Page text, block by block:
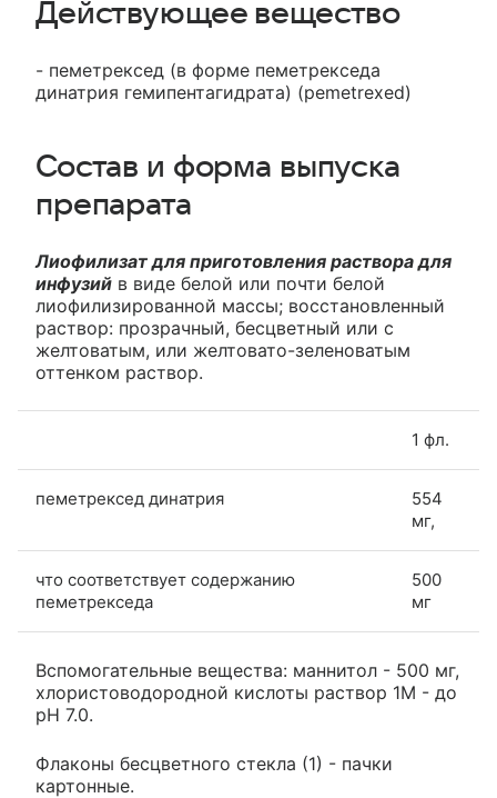
Действующее вещество
- пеметрексед (в форме пеметрекседа
динатрия гемипентагидрата) (pemetrexed)
Состав и форма выпуска
препарата
Лиофилизат для приготовления раствора для
инфузий в виде белой или почти белой
лиофилизированной массы; восстановленный
раствор: прозрачный, бесцветный или с
желтоватым, или желтовато-зеленоватым
оттенком раствор.
1 фл.
пеметрексед динатрия
554
мг,
что соответствует содержанию
пеметрекседа
500
мг
Вспомогательные вещества: маннитол - 500 мг,
хлористоводородной кислоты раствор 1M - до
pH 7.0.
Флаконы бесцветного стекла (1) - пачки
картонные.